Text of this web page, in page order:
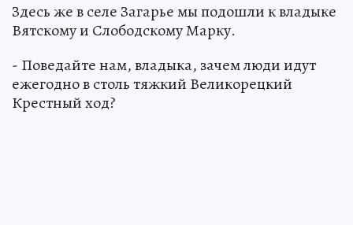
Здесь же в селе Загарье мы подошли к владыке
Вятскому и Слободскому Марку.
- Поведайте нам, владыка, зачем люди идут
ежегодно в столь тяжкий Великорецкий
Крестный ход?